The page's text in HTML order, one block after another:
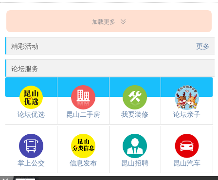
加载更多
精彩活动 更多
论坛服务
论坛优选 昆山二手房 我要装修 论坛亲子
掌上公交 信息发布 昆山招聘 昆山汽车